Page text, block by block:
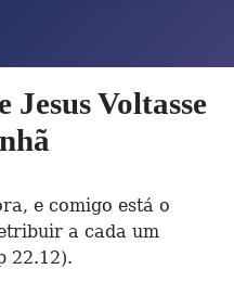
Jesus Voltasse
e comigo está o
a cada um
22.12).